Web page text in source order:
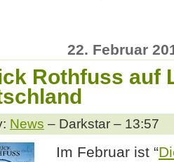
22. Februar
Rothfuss auf
News – Darkstar – 13:57
Im Februar ist “